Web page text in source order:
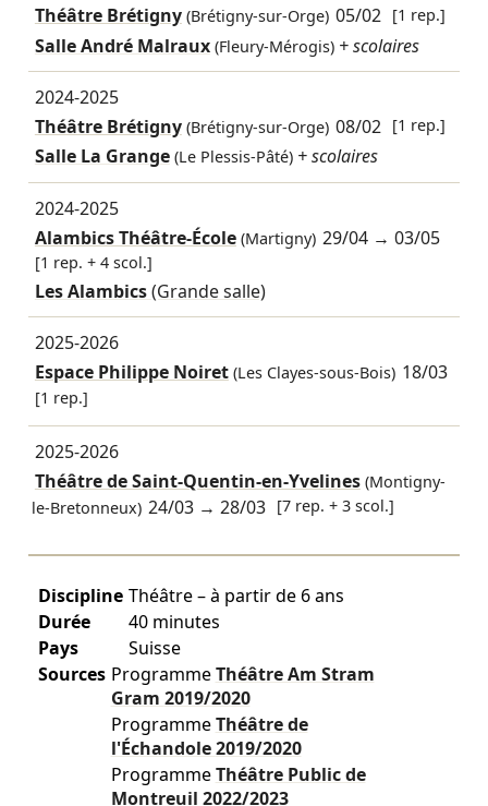
Théâtre Brétigny(Brétigny-sur-Orge) 05/02 [1 rep.]
Salle André Malraux (Fleury-Mérogis) + scolaires
2024-2025
Théâtre Brétigny(Brétigny-sur-Orge) 08/02 [1 rep.]
Salle La Grange (Le Plessis-Pâté) + scolaires
2024-2025
Alambics Théâtre-École(Martigny) 29/04 →03/05
[1 rep. + 4 scol.]
Les Alambics(Grande salle)
2025-2026
Espace Philippe Noiret(Les Clayes-sous-Bois) 18/03
[1 rep.]
2025-2026
Théâtre de Saint-Quentin-en-Yvelines(Montigny-
le-Bretonneux) 24/03 →28/03 [7 rep. + 3 scol.]
Discipline Théâtre – à partir de 6 ans
Durée
40 minutes
Pays
Suisse
Sources ProgrammeThéâtre Am Stram
Gram 2019/2020
ProgrammeThéâtre de
l'Échandole2019/2020
ProgrammeThéâtre Public de
Montreuil 2022/2023